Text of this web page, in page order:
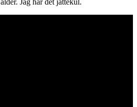
Jag har det jättekul.